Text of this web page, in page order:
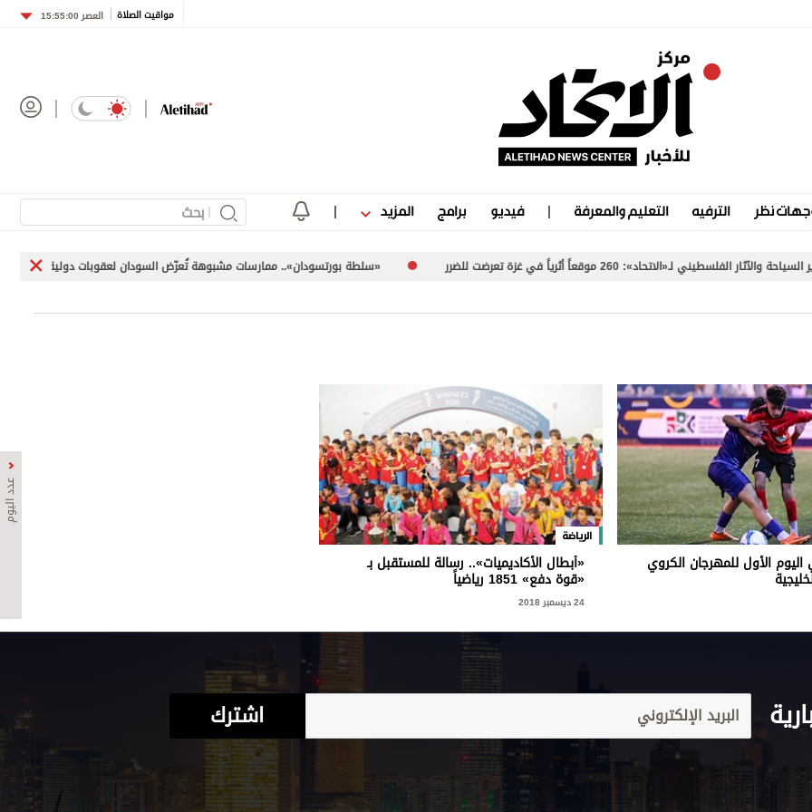
مواقيت الصلاة العصر 15:55:00
نظر الترفيه التعليم والمعرفة فيديو برامج المزيد
الفلسطيني لـ«الاتحاد»: 260 موقعاً أثرياً في غزة تعرضت للضرر «سلطة بورتسودان».. ممارسات مشبوهة تُعرّض السودان لعقوبات دولية
عدد اليوم
اليوم الأول للمهرجان الكروي
الرياضة
«أبطال الأكاديميات».. رسالة للمستقبل بـ
«قوة دفع» 1851 رياضياً
24 ديسمبر 2018
اشترك